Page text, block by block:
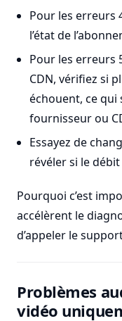
Pour les erreurs
l’état de
Pour les erreurs
CDN, vérifiez si
échouent, ce
fournisseur ou
Essayez de
révéler si le
Pourquoi c’est
accélèrent le
d’appeler le
Problèmes
vidéo